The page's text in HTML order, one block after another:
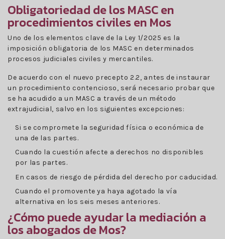
Obligatoriedad de los MASC en
procedimientos civiles en Mos
Uno de los elementos clave de la Ley 1/2025 es la
imposición obligatoria de los MASC en determinados
procesos judiciales civiles y mercantiles.
De acuerdo con el nuevo precepto 2.2, antes de instaurar
un procedimiento contencioso, será necesario probar que
se ha acudido a un MASC a través de un método
extrajudicial, salvo en los siguientes excepciones:
Si se compromete la seguridad física o económica de
una de las partes.
Cuando la cuestión afecte a derechos no disponibles
por las partes.
En casos de riesgo de pérdida del derecho por caducidad.
Cuando el promovente ya haya agotado la vía
alternativa en los seis meses anteriores.
¿Cómo puede ayudar la mediación a
los abogados de Mos?